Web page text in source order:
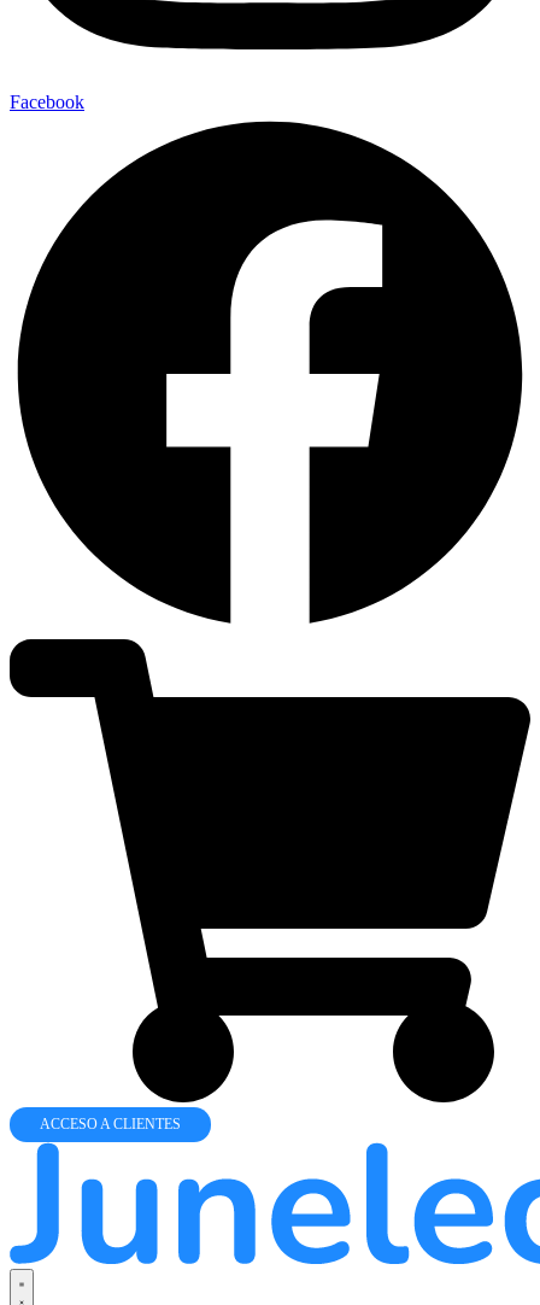
Facebook
ACCESO A CLIENTES